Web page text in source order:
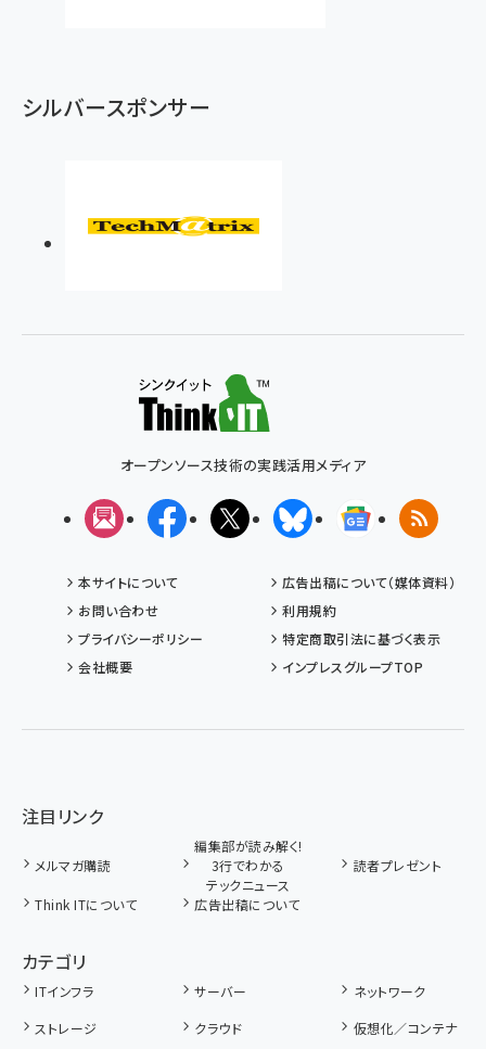
シルバースポンサー
オープンソース技術の実践活用メディア
メルマガFacebookX(エックス)BlueskyGoogleニュ
RSS
本サイトについて
広告出稿について（媒体資料）
お問い合わせ
利用規約
プライバシーポリシー
特定商取引法に基づく表示
会社概要
インプレスグループTOP
注目リンク
メルマガ購読
編集部が読み解く!
3行でわかる
テックニュース
読者プレゼント
Think ITについて 広告出稿について
カテゴリ
ITインフラ サーバー
ネットワーク
ストレージ
クラウド
仮想化／コンテナ